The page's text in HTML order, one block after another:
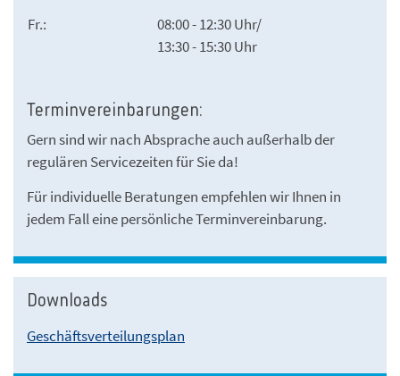
Fr.:
08:00 - 12:30 Uhr/
13:30 - 15:30 Uhr
Terminvereinbarungen:
Gern sind wir nach Absprache auch außerhalb der
regulären Servicezeiten für Sie da!
Für individuelle Beratungen empfehlen wir Ihnen in
jedem Fall eine persönliche Terminvereinbarung.
Downloads
Geschäftsverteilungsplan